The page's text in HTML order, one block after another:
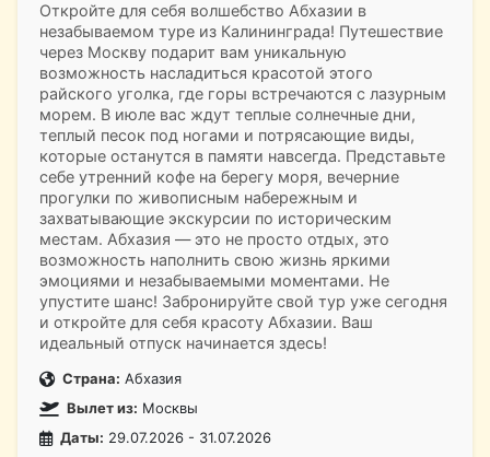
Откройте для себя волшебство Абхазии в
незабываемом туре из Калининграда! Путешествие
через Москву подарит вам уникальную
возможность насладиться красотой этого
райского уголка, где горы встречаются с лазурным
морем. В июле вас ждут теплые солнечные дни,
теплый песок под ногами и потрясающие виды,
которые останутся в памяти навсегда. Представьте
себе утренний кофе на берегу моря, вечерние
прогулки по живописным набережным и
захватывающие экскурсии по историческим
местам. Абхазия — это не просто отдых, это
возможность наполнить свою жизнь яркими
эмоциями и незабываемыми моментами. Не
упустите шанс! Забронируйте свой тур уже сегодня
и откройте для себя красоту Абхазии. Ваш
идеальный отпуск начинается здесь!
Страна: Абхазия
Вылет из: Москвы
Даты: 29.07.2026 - 31.07.2026